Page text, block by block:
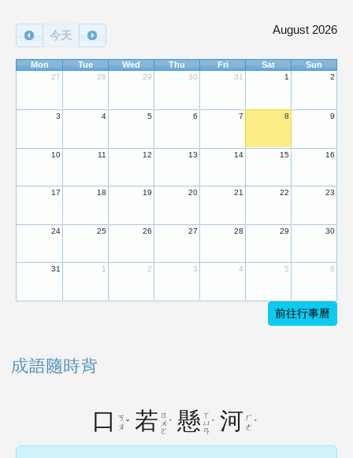
今天 August 2026
Mon Tue Wed Thu Fri Sat Sun
27 28 29 30 31 1 2
3 4 5 6 7 8 9
10 11 12 13 14 15 16
17 18 19 20 21 22 23
24 25 26 27 28 29 30
31 1 2 3 4 5 6
前往行事曆
成語隨時背
口
ㄎ
ㄡ ˇ 若 ㄖ
ㄨ
ㄛ
ˋ 懸 ㄒ
ㄩ
ㄢ
ˊ 河 ㄏ
ㄜ ˊ